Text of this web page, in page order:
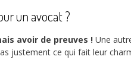
un avocat ?
avoir de preuves ! Une
justement ce qui fait leur